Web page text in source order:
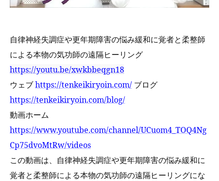
自律神経失調症や更年期障害の悩み緩和に覚者と柔整師
による本物の気功師の遠隔ヒーリング
https://youtu.be/xwkbbeqgn18
ウェブhttps://tenkeikiryoin.com/ ブログ
https://tenkeikiryoin.com/blog/
動画ホーム
https://www.youtube.com/channel/UCuom4_TOQ4Ng
Cp75dvoMtRw/videos
この動画は、 自律神経失調症や更年期障害の悩み緩和に
覚者と柔整師による本物の気功師の遠隔ヒーリングにな